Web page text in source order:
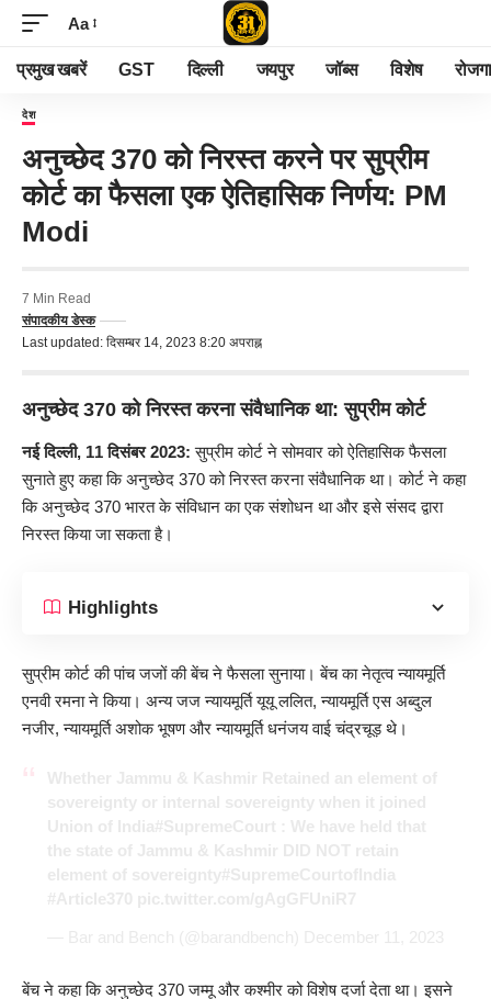
Aa
प्रमुख खबरें GST दिल्ली जयपुर जॉब्स विशेष
देश
अनुच्छेद 370 को निरस्त करने पर सुप्रीम
कोर्ट का फैसला एक ऐतिहासिक निर्णय: PM
Modi
Last updated: दिसम्बर 14, 2023 8:20 अपराह्न
संपादकीय डेस्क
7 Min Read
अनुच्छेद 370 को निरस्त करना संवैधानिक था: सुप्रीम कोर्ट
नई दिल्ली, 11 दिसंबर 2023: सुप्रीम कोर्ट ने सोमवार को ऐतिहासिक फैसला
सुनाते हुए कहा कि अनुच्छेद 370 को निरस्त करना संवैधानिक था। कोर्ट ने कहा
कि अनुच्छेद 370 भारत के संविधान का एक संशोधन था और इसे संसद द्वारा
निरस्त किया जा सकता है।
Highlights
सुप्रीम कोर्ट की पांच जजों की बेंच ने फैसला सुनाया। बेंच का नेतृत्व न्यायमूर्ति
एनवी रमना ने किया। अन्य जज न्यायमूर्ति यूयू ललित, न्यायमूर्ति एस अब्दुल
नजीर, न्यायमूर्ति अशोक भूषण और न्यायमूर्ति धनंजय वाई चंद्रचूड़ थे।
बेंच ने कहा कि अनुच्छेद 370 जम्मू और कश्मीर को विशेष दर्जा देता था। इसने